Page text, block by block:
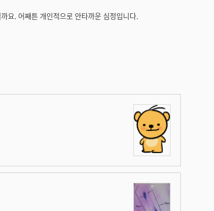
요. 어째튼 개인적으로 안타까운 심정입니다.